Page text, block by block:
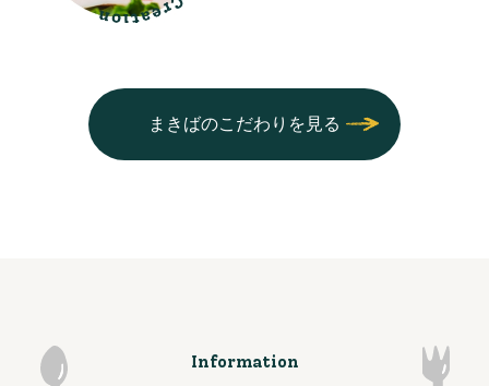
まきばのこだわりを見る
Information